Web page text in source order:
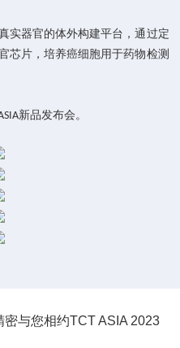
实器官的体外构建平台 ，通过定
芯片 ，培养癌细胞用于药物检测
新品发布会。
与您相约TCT ASIA 2023